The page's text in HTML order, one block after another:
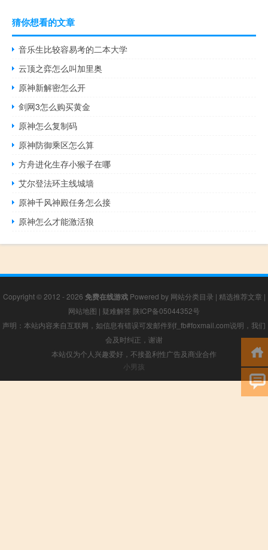
猜你想看的文章
音乐生比较容易考的二本大学
云顶之弈怎么叫加里奥
原神新解密怎么开
剑网3怎么购买黄金
原神怎么复制码
原神防御乘区怎么算
方舟进化生存小猴子在哪
艾尔登法环主线城墙
原神千风神殿任务怎么接
原神怎么才能激活狼
Copyright © 2012 - 2026 免费在线游戏Powered by 网站分类目录 | 精选推荐文章 |
网站地图 | 疑难解答 陕ICP备05044352号
声明：本站内容来自互联网，如信息有错误可发邮件到f_fb#foxmail.com说明，我们
会及时纠正，谢谢
本站仅为个人兴趣爱好，不接盈利性广告及商业合作
小男孩